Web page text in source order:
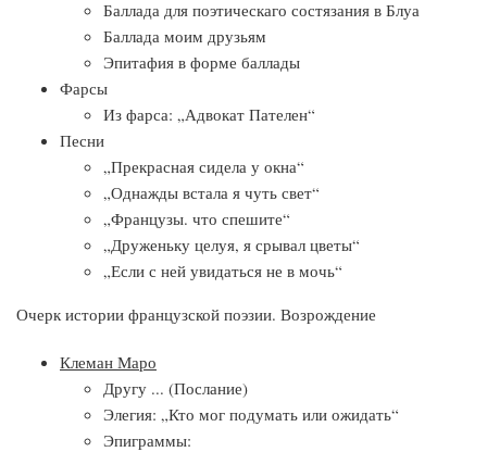
Баллада для поэтическаго состязания в Блуа
Баллада моим друзьям
Эпитафия в форме баллады
Фарсы
Из фарса: „Адвокат Пателен“
Песни
„Прекрасная сидела у окна“
„Однажды встала я чуть свет“
„Французы. что спешите“
„Друженьку целуя, я срывал цветы“
„Если с ней увидаться не в мочь“
Очерк истории французской поэзии. Возрождение
Клеман Маро
Другу ... (Послание)
Элегия: „Кто мог подумать или ожидать“
Эпиграммы: